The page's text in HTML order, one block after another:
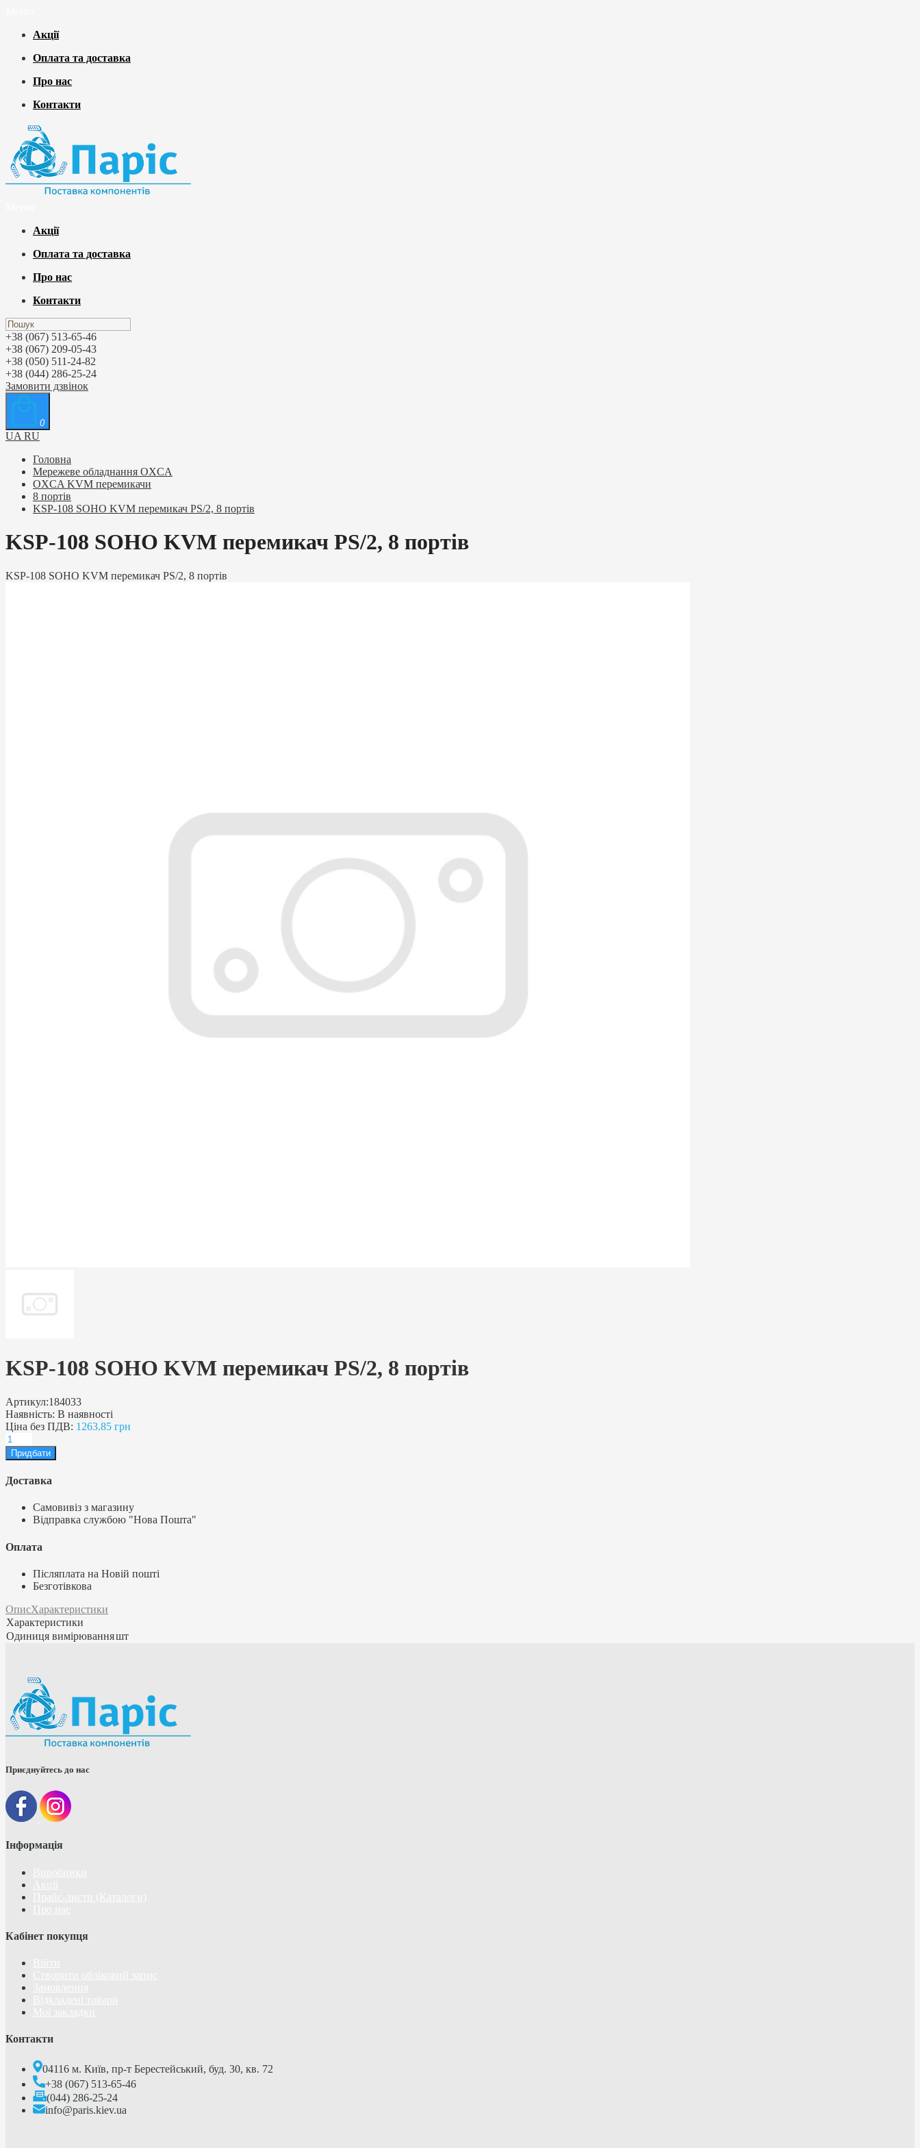
Акції
Оплата та доставка
Про нас
Контакти
Акції
Оплата та доставка
Про нас
Контакти
+38 (067) 513-65-46
+38 (067) 209-05-43
+38 (050) 511-24-82
+38 (044) 286-25-24
Замовити дзвінок
0
UA RU
Головна
Мережеве обладнання OXCA
OXCA KVM перемикачи
8 портів
KSP-108 SOHO KVM перемикач PS/2, 8 портів
KSP-108 SOHO KVM перемикач PS/2, 8 портів
KSP-108 SOHO KVM перемикач PS/2, 8 портів
KSP-108 SOHO KVM перемикач PS/2, 8 портів
Артикул:184033
Наявність: В наявності
Ціна без ПДВ: 1263.85 грн
Доставка
Самовивіз з магазину
Відправка службою "Нова Пошта"
Оплата
Післяплата на Новій пошті
Безготівкова
ОписХарактеристики
Характеристики
Одиниця вимірюванняшт
Приєднуйтесь до нас
Інформація
Кабінет покупця
Контакти
04116 м. Київ, пр-т Берестейський, буд. 30, кв. 72
+38 (067) 513-65-46
(044) 286-25-24
info@paris.kiev.ua